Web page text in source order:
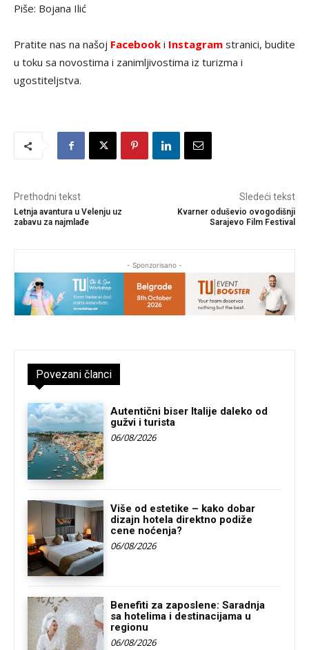
Piše: Bojana Ilić
Pratite nas na našoj Facebook i Instagram stranici, budite
u toku sa novostima i zanimljivostima iz turizma i
ugostiteljstva.
Prethodni tekst
Letnja avantura u Velenju uz
zabavu za najmlađe
Sledeći tekst
Kvarner oduševio ovogodišnji
Sarajevo Film Festival
- Sponzorisano -
Povezani članci
Autentični biser Italije daleko od
gužvi i turista
06/08/2026
Više od estetike – kako dobar
dizajn hotela direktno podiže
cene noćenja?
06/08/2026
Benefiti za zaposlene: Saradnja
sa hotelima i destinacijama u
regionu
06/08/2026